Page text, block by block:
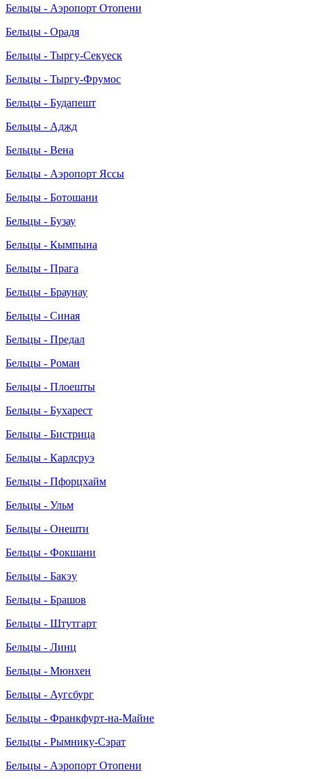
Бельцы - Аэропорт Отопени
Бельцы - Орадя
Бельцы - Тыргу-Секуеск
Бельцы - Тыргу-Фрумос
Бельцы - Будапешт
Бельцы - Аджд
Бельцы - Вена
Бельцы - Аэропорт Яссы
Бельцы - Ботошани
Бельцы - Бузау
Бельцы - Кымпына
Бельцы - Прага
Бельцы - Браунау
Бельцы - Синая
Бельцы - Предал
Бельцы - Роман
Бельцы - Плоешты
Бельцы - Бухарест
Бельцы - Бистрица
Бельцы - Карлсруэ
Бельцы - Пфорцхайм
Бельцы - Ульм
Бельцы - Онешти
Бельцы - Фокшани
Бельцы - Бакэу
Бельцы - Брашов
Бельцы - Штутгарт
Бельцы - Линц
Бельцы - Мюнхен
Бельцы - Аугсбург
Бельцы - Франкфурт-на-Майне
Бельцы - Рымнику-Сэрат
Бельцы - Аэропорт Отопени